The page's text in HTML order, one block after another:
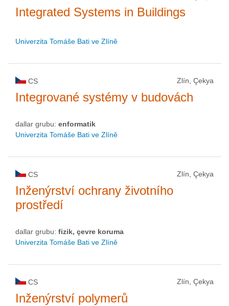
Integrated Systems in Buildings
Univerzita Tomáše Bati ve Zlíně
CS Zlín, Çekya
Integrované systémy v budovách
dallar grubu: enformatik
Univerzita Tomáše Bati ve Zlíně
CS Zlín, Çekya
Inženýrství ochrany životního
prostředí
dallar grubu: fizik, çevre koruma
Univerzita Tomáše Bati ve Zlíně
CS Zlín, Çekya
Inženýrství polymerů